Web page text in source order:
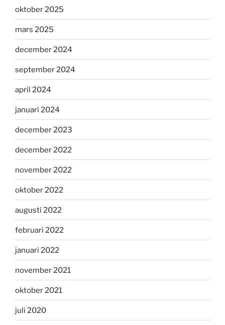
oktober 2025
mars 2025
december 2024
september 2024
april 2024
januari 2024
december 2023
december 2022
november 2022
oktober 2022
augusti 2022
februari 2022
januari 2022
november 2021
oktober 2021
juli 2020